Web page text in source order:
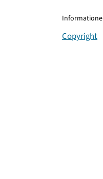
Copyright